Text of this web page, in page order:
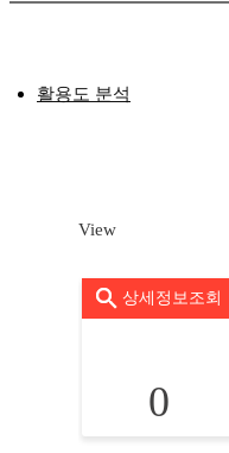
활용도 분석
View
상세정보조회
0